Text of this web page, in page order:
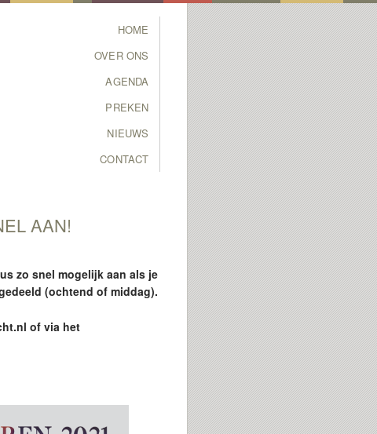
SKIP TO PRIMARY
CONTENT
SKIP TO SECONDARY
CONTENT
HOME
OVER ONS
AGENDA
PREKEN
NIEUWS
CONTACT
AAN!
zo snel mogelijk aan als je
(ochtend of middag).
of via het